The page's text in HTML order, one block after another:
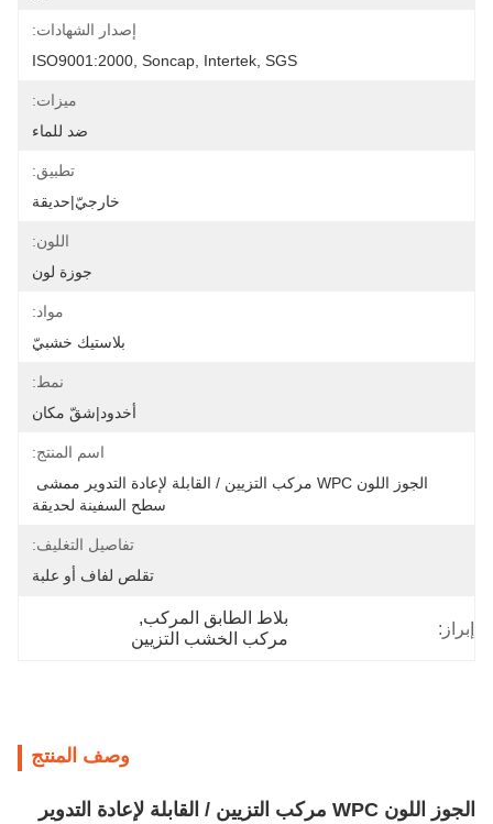
إصدار الشهادات:
ISO9001:2000, Soncap, Intertek, SGS
ميزات:
ضد للماء
تطبيق:
خارجيّ|حديقة
اللون:
جوزة لون
مواد:
بلاستيك خشبيّ
نمط:
أخدود|شقّ مكان
اسم المنتج:
سطح السفينة لحديقة
تفاصيل التغليف:
تقلص لفاف أو علبة
إبراز:
بلاط الطابق المركب,
مركب الخشب التزيين
وصف المنتج
الجوز اللون WPC مركب التزيين / القابلة لإعادة التدوير